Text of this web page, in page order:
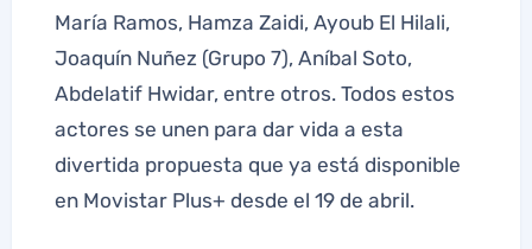
María Ramos, Hamza Zaidi, Ayoub El Hilali,
Joaquín Nuñez (Grupo 7), Aníbal Soto,
Abdelatif Hwidar, entre otros. Todos estos
actores se unen para dar vida a esta
divertida propuesta que ya está disponible
en Movistar Plus+ desde el 19 de abril.